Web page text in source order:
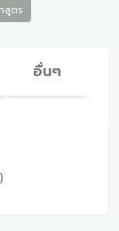
สูตร
อื่นๆ